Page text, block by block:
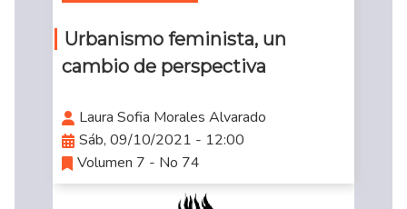
Urbanismo feminista, un
cambio de perspectiva
Laura Sofia Morales Alvarado
Sáb, 09/10/2021 - 12:00
Volumen 7 - No 74